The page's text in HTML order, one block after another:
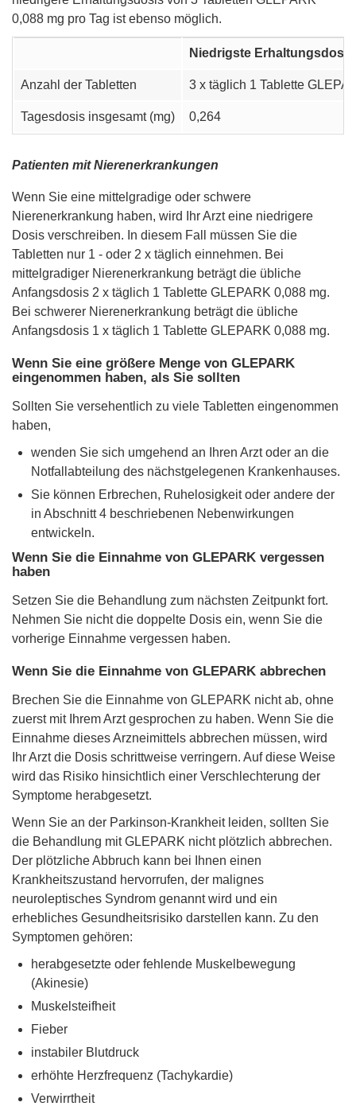
0,088 mg pro Tag ist ebenso möglich.
Niedrigste Erhaltungsdosis
Anzahl der Tabletten 3 x täglich 1 Tablette
Tagesdosis insgesamt (mg) 0,264
Patienten mit Nierenerkrankungen
Wenn Sie eine mittelgradige oder schwere
Nierenerkrankung haben, wird Ihr Arzt eine niedrigere
Dosis verschreiben. In diesem Fall müssen Sie die
Tabletten nur 1 - oder 2 x täglich einnehmen. Bei
mittelgradiger Nierenerkrankung beträgt die übliche
Anfangsdosis 2 x täglich 1 Tablette GLEPARK 0,088 mg.
Bei schwerer Nierenerkrankung beträgt die übliche
Anfangsdosis 1 x täglich 1 Tablette GLEPARK 0,088 mg.
Wenn Sie eine größere Menge von GLEPARK
eingenommen haben, als Sie sollten
Sollten Sie versehentlich zu viele Tabletten eingenommen
haben,
wenden Sie sich umgehend an Ihren Arzt oder an die
Notfallabteilung des nächstgelegenen Krankenhauses.
Sie können Erbrechen, Ruhelosigkeit oder andere der
in Abschnitt 4 beschriebenen Nebenwirkungen
entwickeln.
Wenn Sie die Einnahme von GLEPARK vergessen
haben
Setzen Sie die Behandlung zum nächsten Zeitpunkt fort.
Nehmen Sie nicht die doppelte Dosis ein, wenn Sie die
vorherige Einnahme vergessen haben.
Wenn Sie die Einnahme von GLEPARK abbrechen
Brechen Sie die Einnahme von GLEPARK nicht ab, ohne
zuerst mit Ihrem Arzt gesprochen zu haben. Wenn Sie die
Einnahme dieses Arzneimittels abbrechen müssen, wird
Ihr Arzt die Dosis schrittweise verringern. Auf diese Weise
wird das Risiko hinsichtlich einer Verschlechterung der
Symptome herabgesetzt.
Wenn Sie an der Parkinson-Krankheit leiden, sollten Sie
die Behandlung mit GLEPARK nicht plötzlich abbrechen.
Der plötzliche Abbruch kann bei Ihnen einen
Krankheitszustand hervorrufen, der malignes
neuroleptisches Syndrom genannt wird und ein
erhebliches Gesundheitsrisiko darstellen kann. Zu den
Symptomen gehören:
herabgesetzte oder fehlende Muskelbewegung
(Akinesie)
Muskelsteifheit
Fieber
instabiler Blutdruck
erhöhte Herzfrequenz (Tachykardie)
Verwirrtheit